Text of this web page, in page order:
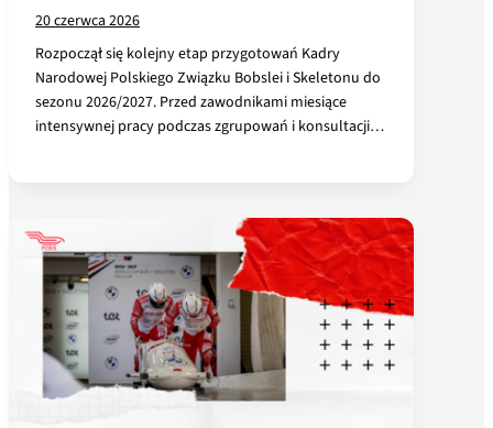
20 czerwca 2026
Rozpoczął się kolejny etap przygotowań Kadry
Narodowej Polskiego Związku Bobslei i Skeletonu do
sezonu 2026/2027. Przed zawodnikami miesiące
intensywnej pracy podczas zgrupowań i konsultacji…